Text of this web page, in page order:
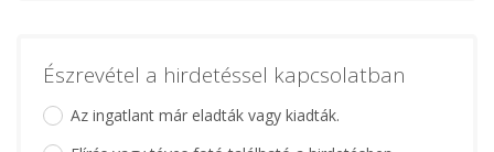
Észrevétel a hirdetéssel kapcsolatban
Az ingatlant már eladták vagy kiadták.